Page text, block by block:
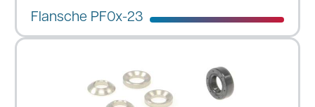
Flansche PF0x-23